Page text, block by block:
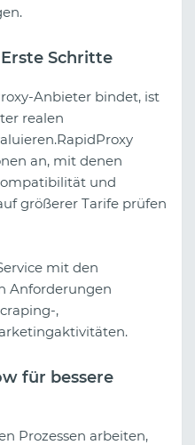
Schritte
Anbieter bindet, ist
realen
an, mit denen
und
größerer Tarife prüfen
mit den
Anforderungen
,
für bessere
Prozessen arbeiten,